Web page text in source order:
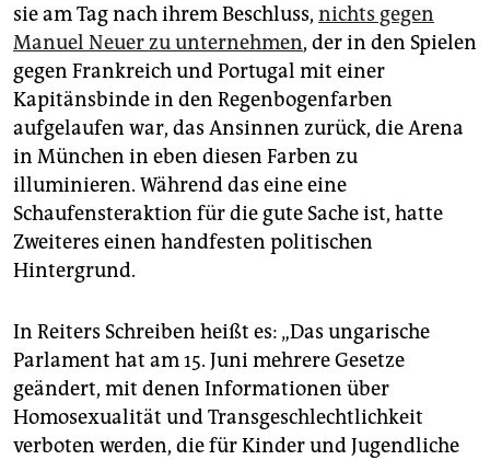
sie am Tag nach ihrem Beschluss, nichts gegen
Manuel Neuer zu unternehmen, der in den Spielen
gegen Frankreich und Portugal mit einer
Kapitänsbinde in den Regenbogenfarben
aufgelaufen war, das Ansinnen zurück, die Arena
in München in eben diesen Farben zu
illuminieren. Während das eine eine
Schaufensteraktion für die gute Sache ist, hatte
Zweiteres einen handfesten politischen
Hintergrund.
In Reiters Schreiben heißt es: „Das ungarische
Parlament hat am 15. Juni mehrere Gesetze
geändert, mit denen Informationen über
Homosexualität und Transgeschlechtlichkeit
verboten werden, die für Kinder und Jugendliche